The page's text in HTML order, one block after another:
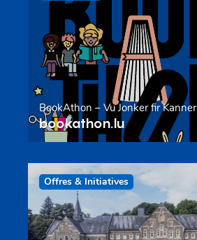
BookAthon – Vu Jonker fir Kanner
bookathon.lu
Offres & Initiatives